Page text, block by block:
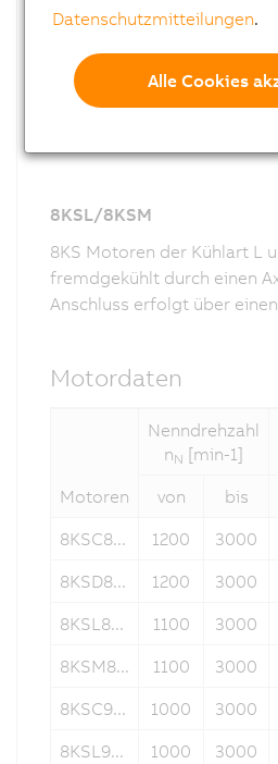
8KSL/8KSM
8KS Motoren der Kühlart L
fremdgekühlt durch einen
Anschluss erfolgt über
Motordaten
Motoren
Nenndrehzahl
nN [min-1]
von bis
8KSC8...
1200 3000
8KSD8...
1200 3000
8KSL8...
1100 3000
8KSM8...
1100 3000
8KSC9...
1000 3000
8KSL9...
1000 3000
Datenschutzmitteilungen.
Alle Cookies